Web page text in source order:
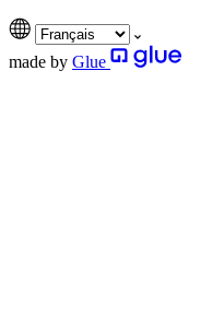
made by Glue